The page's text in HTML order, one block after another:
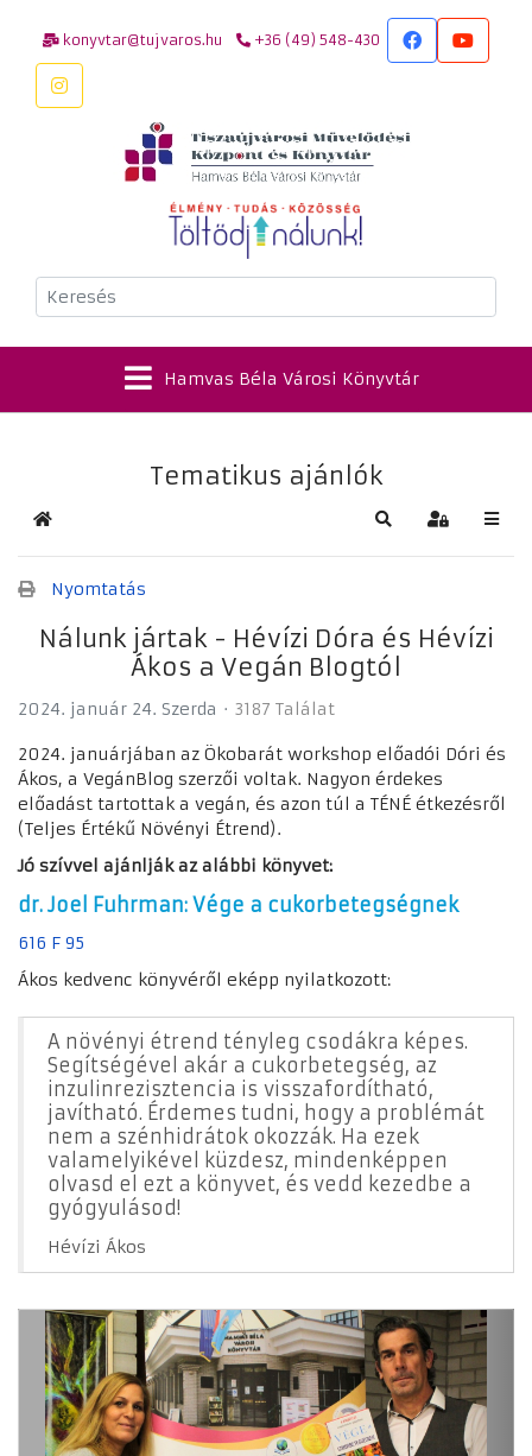
konyvtar@tujvaros.hu +36 (49) 548-430
Keresés
Hamvas Béla Városi Könyvtár
Tematikus ajánlók
Kezdőlap Keresés
Nyomtatás
Nálunk jártak - Hévízi Dóra és Hévízi
Ákos a Vegán Blogtól
2024. január 24. Szerda 3187 Találat
2024. januárjában az Ökobarát workshop előadói Dóri és
Ákos, a VegánBlog szerzői voltak. Nagyon érdekes
előadást tartottak a vegán, és azon túl a TÉNÉ étkezésről
(Teljes Értékű Növényi Étrend).
Jó szívvel ajánlják az alábbi könyvet:
dr. Joel Fuhrman: Vége a cukorbetegségnek
616 F 95
Ákos kedvenc könyvéről eképp nyilatkozott:
A növényi étrend tényleg csodákra képes.
Segítségével akár a cukorbetegség, az
inzulinrezisztencia is visszafordítható,
javítható. Érdemes tudni, hogy a problémát
nem a szénhidrátok okozzák. Ha ezek
valamelyikével küzdesz, mindenképpen
olvasd el ezt a könyvet, és vedd kezedbe a
gyógyulásod!
Hévízi Ákos